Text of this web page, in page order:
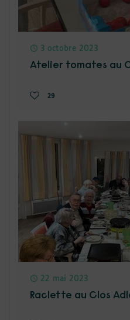
3 octobre 2023
Atelier tomates au
29
22 mai 2023
Raclette au Clos